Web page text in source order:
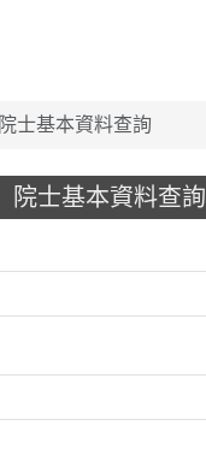
院士基本資料查詢
院士基本資料查詢